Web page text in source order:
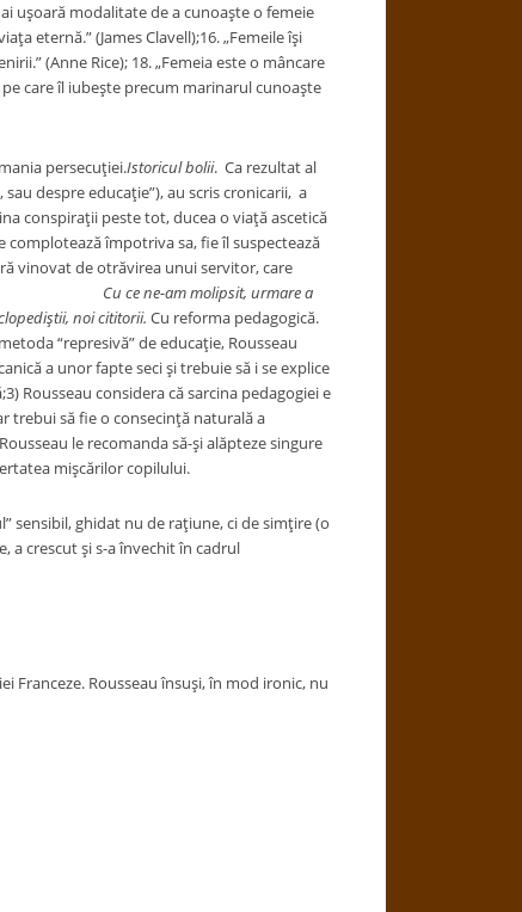
uşoară modalitate de a cunoaşte o femeie
eternă.” (James Clavell);16. „Femeile îşi
(Anne Rice); 18. „Femeia este o mâncare
care îl iubeşte precum marinarul cunoaşte
persecuţiei.Istoricul bolii. Ca rezultat al
despre educaţie”), au scris cronicarii, a
conspiraţii peste tot, ducea o viaţă ascetică
împotriva sa, fie îl suspectează
vinovat de otrăvirea unui servitor, care
Cu ce ne-am molipsit, urmare a
noi cititorii. Cu reforma pedagogică.
“represivă” de educaţie, Rousseau
a unor fapte seci şi trebuie să i se explice
Rousseau considera că sarcina pedagogiei e
trebui să fie o consecinţă naturală a
le recomanda să-şi alăpteze singure
mişcărilor copilului.
ghidat nu de raţiune, ci de simţire (o
a crescut şi s-a învechit în cadrul
Rousseau însuşi, în mod ironic, nu